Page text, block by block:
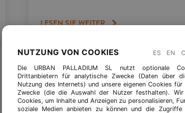
LESEN SIE WEITER
ZURÜCK ZU BLOG
ES EN
NUTZUNG VON COOKIES
Die URBAN PALLADIUM SL nutzt optionale
Drittanbietern für analytische Zwecke (Daten über
Nutzung des Internets) und unsere eigenen Cookies für
Zwecke (die die Auswahl der Nutzer festhalten). Wir
Cookies, um Inhalte und Anzeigen zu personalisieren,
soziale Medien anbieten zu können und die Zugriffe